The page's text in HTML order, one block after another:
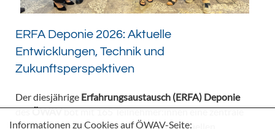
ERFA Deponie 2026: Aktuelle
Entwicklungen, Technik und
Zukunftsperspektiven
Der diesjährige Erfahrungsaustausch (ERFA) Deponie
desÖWAVbot mit 165 Teilnehmer:innen eine zentrale
Plattform für den fachlichen Dialog zu aktuellen
Informationen zu Cookies auf ÖWAV-Seite: